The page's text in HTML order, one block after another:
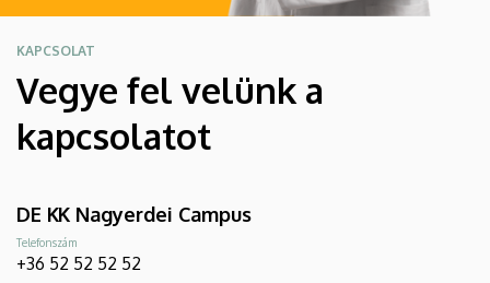
KAPCSOLAT
Vegye fel velünk a
kapcsolatot
DE KK Nagyerdei Campus
Telefonszám
+36 52 52 52 52